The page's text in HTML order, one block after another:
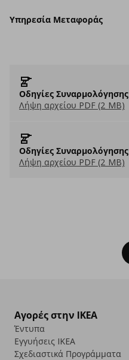
Υπηρεσία Μεταφοράς
Οδηγίες Συναρμολόγησης
Λήψη αρχείου PDF (2 MB)
Οδηγίες Συναρμολόγησης
Λήψη αρχείου PDF (2 MB)
Αγορές στην IKEA
Έντυπα
Εγγυήσεις IKEA
Σχεδιαστικά Προγράμματα